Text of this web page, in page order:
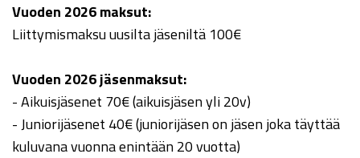
Vuoden 2026 maksut:
Liittymismaksu uusilta jäseniltä 100€
Vuoden 2026 jäsenmaksut:
- Aikuisjäsenet 70€ (aikuisjäsen yli 20v)
- Juniorijäsenet 40€ (juniorijäsen on jäsen joka täyttää
kuluvana vuonna enintään 20 vuotta)